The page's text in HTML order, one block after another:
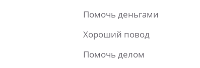
Помочь деньгами
Хороший повод
Помочь делом